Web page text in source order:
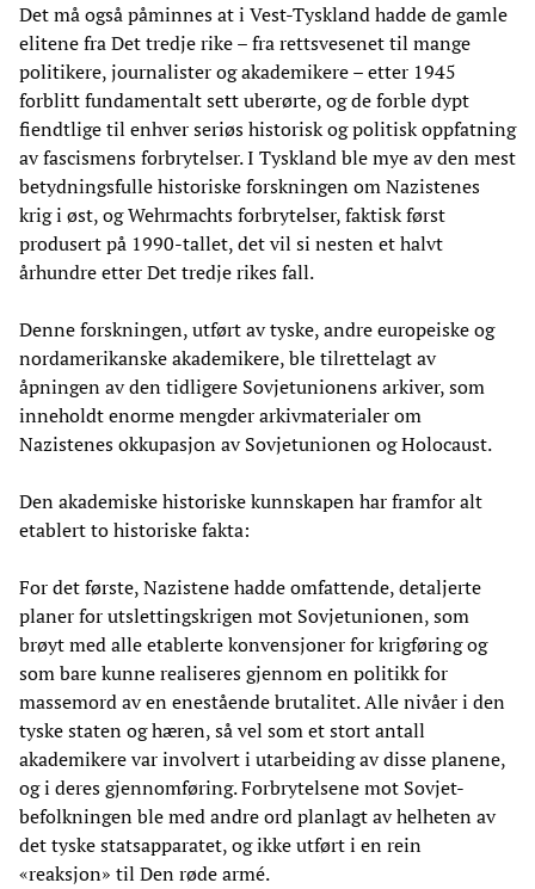
Det må også påminnes at i Vest-Tyskland hadde de gamle
elitene fra Det tredje rike – fra rettsvesenet til mange
politikere, journalister og akademikere – etter 1945
forblitt fundamentalt sett uberørte, og de forble dypt
fiendtlige til enhver seriøs historisk og politisk oppfatning
av fascismens forbrytelser. I Tyskland ble mye av den mest
betydningsfulle historiske forskningen om Nazistenes
krig i øst, og Wehrmachts forbrytelser, faktisk først
produsert på 1990-tallet, det vil si nesten et halvt
århundre etter Det tredje rikes fall.
Denne forskningen, utført av tyske, andre europeiske og
nordamerikanske akademikere, ble tilrettelagt av
åpningen av den tidligere Sovjetunionens arkiver, som
inneholdt enorme mengder arkivmaterialer om
Nazistenes okkupasjon av Sovjetunionen og Holocaust.
Den akademiske historiske kunnskapen har framfor alt
etablert to historiske fakta:
For det første, Nazistene hadde omfattende, detaljerte
planer for utslettingskrigen mot Sovjetunionen, som
brøyt med alle etablerte konvensjoner for krigføring og
som bare kunne realiseres gjennom en politikk for
massemord av en enestående brutalitet. Alle nivåer i den
tyske staten og hæren, så vel som et stort antall
akademikere var involvert i utarbeiding av disse planene,
og i deres gjennomføring. Forbrytelsene mot Sovjet-
befolkningen ble med andre ord planlagt av helheten av
det tyske statsapparatet, og ikke utført i en rein
«reaksjon» til Den røde armé.